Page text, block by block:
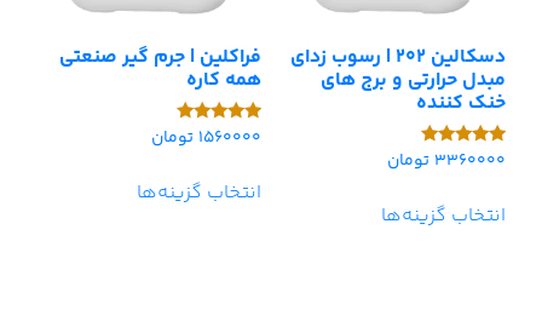
دسکالین 202 | رسوب زدای
مبدل حرارتی و برج های
خنک کننده
امتیاز
3360000 تومان
انتخاب گزینه‌ها
فراکلین | جرم گیر صنعتی
همه کاره
امتیاز
1560000 تومان
انتخاب گزینه‌ها